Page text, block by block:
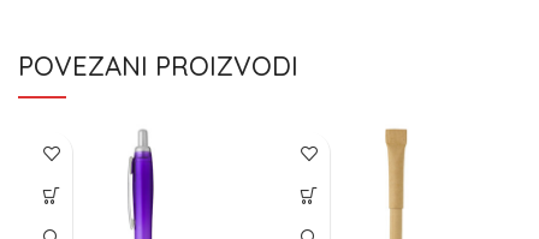
POVEZANI PROIZVODI